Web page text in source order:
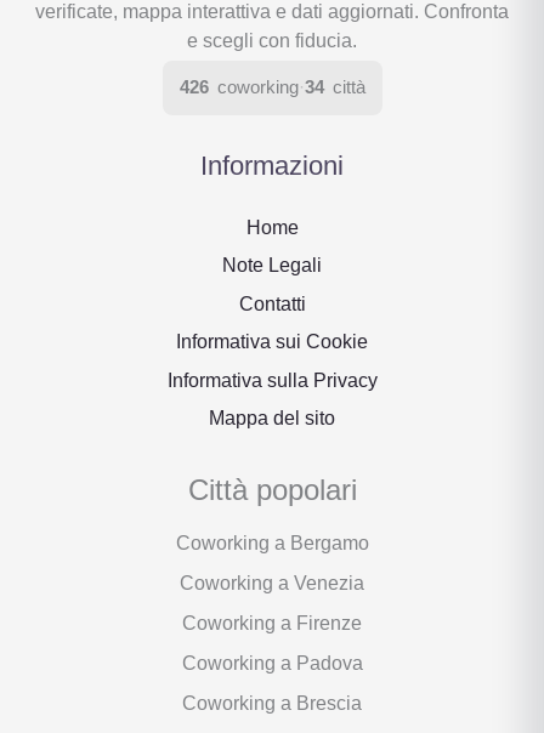
verificate, mappa interattiva e dati aggiornati. Confronta
e scegli con fiducia.
426 coworking·34 città
Informazioni
Home
Note Legali
Contatti
Informativa sui Cookie
Informativa sulla Privacy
Mappa del sito
Città popolari
Coworking a Bergamo
Coworking a Venezia
Coworking a Firenze
Coworking a Padova
Coworking a Brescia